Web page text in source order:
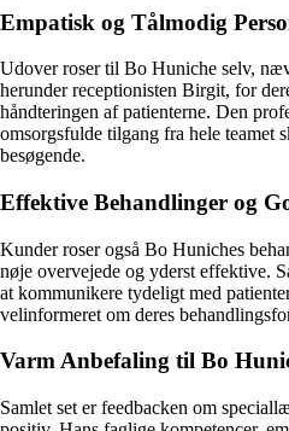
Empatisk og Tålmodig
Udover roser til Bo Huniche selv,
herunder receptionisten Birgit, for
håndteringen af patienterne. Den
omsorgsfulde tilgang fra hele teamet
besøgende.
Effektive Behandlinger og
Kunder roser også Bo Huniches
nøje overvejede og yderst effektive.
at kommunikere tydeligt med
velinformeret om deres
Varm Anbefaling til Bo
Samlet set er feedbacken om